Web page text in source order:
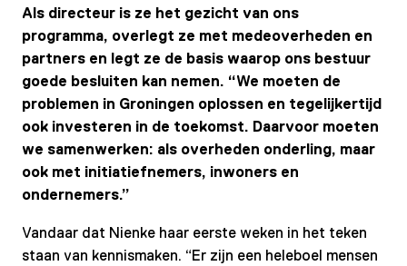
Als directeur is ze het gezicht van ons
programma, overlegt ze met medeoverheden en
partners en legt ze de basis waarop ons bestuur
goede besluiten kan nemen. “We moeten de
problemen in Groningen oplossen en tegelijkertijd
ook investeren in de toekomst. Daarvoor moeten
we samenwerken: als overheden onderling, maar
ook met initiatiefnemers, inwoners en
ondernemers.”
Vandaar dat Nienke haar eerste weken in het teken
staan van kennismaken. “Er zijn een heleboel mensen